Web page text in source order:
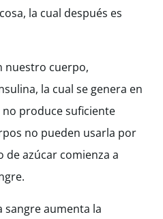
la cual después es
nuestro cuerpo,
la cual se genera en
no produce suficiente
no pueden usarla por
de azúcar comienza a
sangre aumenta la